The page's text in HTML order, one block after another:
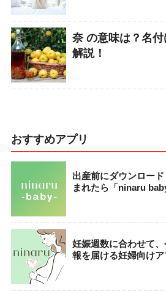
奈 の意味は？名
解説！
おすすめアプリ
出産前にダウンロー
まれたら「ninaru
妊娠週数に合わせて
報を届ける妊婦向けア